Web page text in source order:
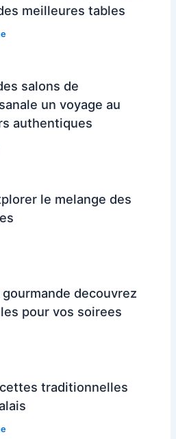
meilleures tables
salons de
un voyage au
authentiques
le melange des
decouvrez
pour vos soirees
traditionnelles